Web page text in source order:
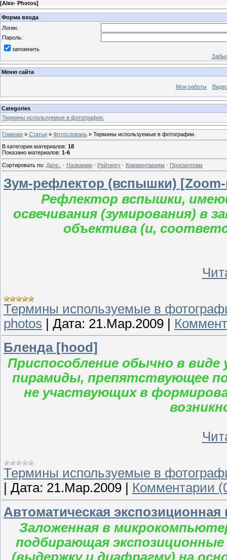
[Alex- Photos]
Форма входа
Логин:
Пароль:
запомнить
Меню сайта
Мои работы
Categories
Термины используемые в фотографии.
Главная » Статьи » Фотословарь » Термины используемые в фотографии.
В категории материалов: 18
Показано материалов: 1-6
Сортировать по: Дате · Названию · Рейтингу · Комментариям · Просмотрам
Зум-рефлектор (вспышки)
Рефлектор вспышки,
освечивания (зумирования) в
объектива (и,
Термины используемые в
photos | Дата: 21.Мар.2009 |
Бленда [hood]
Приспособление обычно в виде
пирамиды, препятствующее
не участвующих в
Термины используемые в
Дата: 21.Мар.2009
Комментарии
Автоматическая
Заложенная в
подбирающая
(выдержку и диафрагму) на